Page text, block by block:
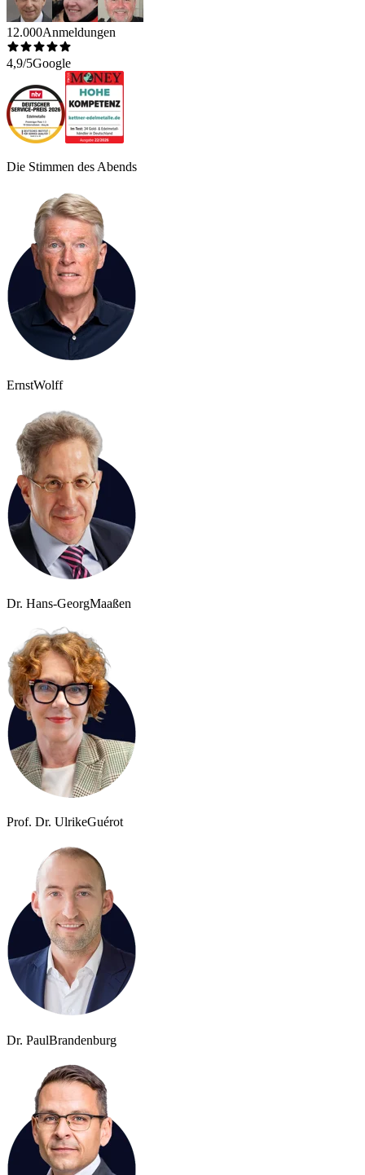
12.000Anmeldungen
4,9/5Google
Die Stimmen des Abends
ErnstWolff
Dr. Hans-GeorgMaaßen
Prof. Dr. UlrikeGuérot
Dr. PaulBrandenburg